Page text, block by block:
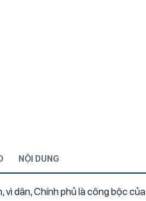
NỘI DUNG
vì dân, Chính phủ là công bộc của